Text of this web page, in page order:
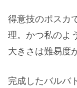
得意技のポスカ
理。かつ私のよ
大きさは難易度
完成したバルバ